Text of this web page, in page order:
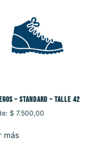
– STANDARD – TALLE 42
$ 7.500,00
más